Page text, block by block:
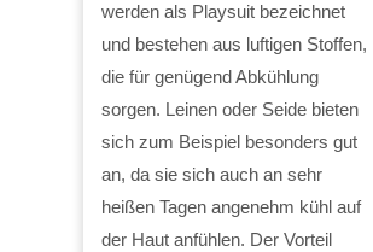
werden als Playsuit bezeichnet
und bestehen aus luftigen Stoffen,
die für genügend Abkühlung
sorgen. Leinen oder Seide bieten
sich zum Beispiel besonders gut
an, da sie sich auch an sehr
heißen Tagen angenehm kühl auf
der Haut anfühlen. Der Vorteil